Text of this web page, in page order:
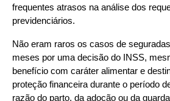
frequentes atrasos na análise dos
previdenciários.
Não eram raros os casos de
meses por uma decisão do INSS,
benefício com caráter alimentar e
proteção financeira durante o período
razão do parto, da adoção ou da